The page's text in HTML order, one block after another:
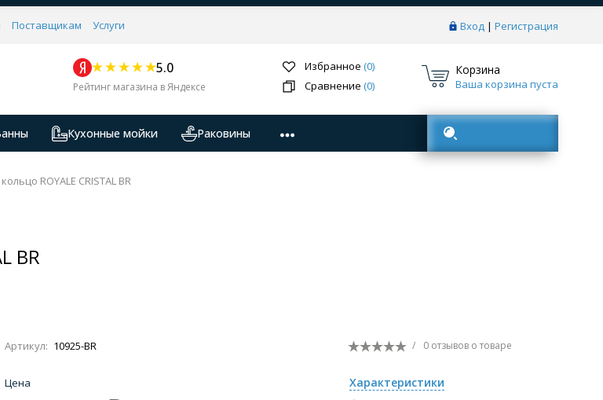
Вход | Регистрация
Поставщикам Услуги
5.0
Рейтинг магазина в Яндексе
Избранное (0)
Сравнение (0)
Корзина
Ваша корзина пуста
Кухонные мойки Раковины
ROYALE CRISTAL BR
BR
Артикул: 10925-BR / 0 отзывов о товаре
Цена Характеристики